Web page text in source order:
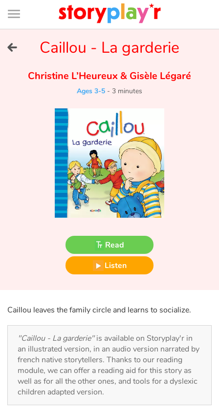
Connexion
Bibliothèque
de
page
Tales and classics in french
Princesses and princes, kings, queens and dragons
Ogres, monsters and witches
The animals
Travel, epic, investigation, adventure
Around the world
Caillou - La garderie
Christine L’Heureux & Gisèle Légaré
Ages 3-5 - 3 minutes
Read
Listen
Caillou leaves the family circle and learns to socialize.
"Caillou - La garderie"is available on Storyplay'r in
an illustrated version, in an audio version narrated by
french native storytellers. Thanks to our reading
module, we can offer a reading aid for this story as
well as for all the other ones, and tools for a dyslexic
children adapted version.